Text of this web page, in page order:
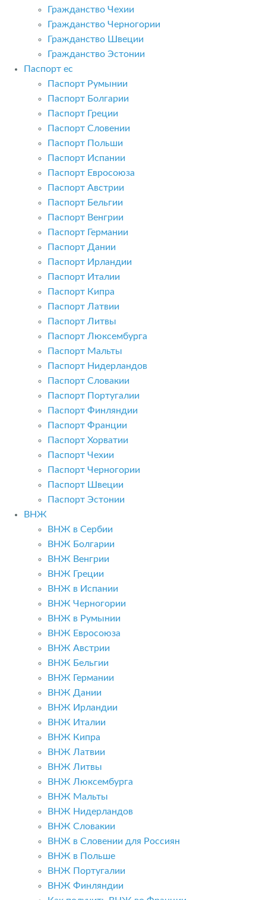
Гражданство Чехии
Гражданство Черногории
Гражданство Швеции
Гражданство Эстонии
Паспорт ес
Паспорт Румынии
Паспорт Болгарии
Паспорт Греции
Паспорт Словении
Паспорт Польши
Паспорт Испании
Паспорт Евросоюза
Паспорт Австрии
Паспорт Бельгии
Паспорт Венгрии
Паспорт Германии
Паспорт Дании
Паспорт Ирландии
Паспорт Италии
Паспорт Кипра
Паспорт Латвии
Паспорт Литвы
Паспорт Люксембурга
Паспорт Мальты
Паспорт Нидерландов
Паспорт Словакии
Паспорт Португалии
Паспорт Финляндии
Паспорт Франции
Паспорт Хорватии
Паспорт Чехии
Паспорт Черногории
Паспорт Швеции
Паспорт Эстонии
ВНЖ
ВНЖ в Сербии
ВНЖ Болгарии
ВНЖ Венгрии
ВНЖ Греции
ВНЖ в Испании
ВНЖ Черногории
ВНЖ в Румынии
ВНЖ Евросоюза
ВНЖ Австрии
ВНЖ Бельгии
ВНЖ Германии
ВНЖ Дании
ВНЖ Ирландии
ВНЖ Италии
ВНЖ Кипра
ВНЖ Латвии
ВНЖ Литвы
ВНЖ Люксембурга
ВНЖ Мальты
ВНЖ Нидерландов
ВНЖ Словакии
ВНЖ в Словении для Россиян
ВНЖ в Польше
ВНЖ Португалии
ВНЖ Финляндии